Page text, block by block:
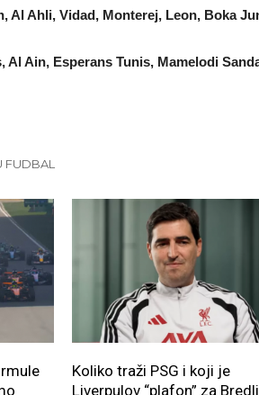
Al Ahli, Vidad, Monterej, Leon, Boka
Al Ain, Esperans Tunis, Mamelodi
FUDBAL
Koliko traži PSG i koji je
Liverpulov “plafon” za